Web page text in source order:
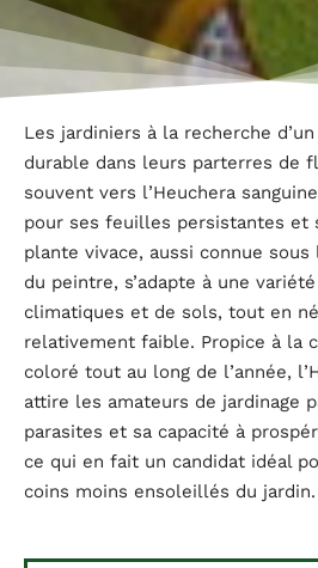
Les jardiniers à la recherche
durable dans leurs parterres de
souvent vers l’Heuchera
pour ses feuilles persistantes et
plante vivace, aussi connue
du peintre, s’adapte à une
climatiques et de sols, tout en
relativement faible. Propice à la
coloré tout au long de l’année,
attire les amateurs de jardinage
parasites et sa capacité à
ce qui en fait un candidat idéal
coins moins ensoleillés du jardin.